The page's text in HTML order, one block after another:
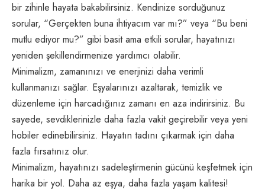
bir zihinle hayata bakabilirsiniz. Kendinize sorduğunuz
sorular, “Gerçekten buna ihtiyacım var mı?” veya “Bu beni
mutlu ediyor mu?” gibi basit ama etkili sorular, hayatınızı
yeniden şekillendirmenize yardımcı olabilir.
Minimalizm, zamanınızı ve enerjinizi daha verimli
kullanmanızı sağlar. Eşyalarınızı azaltarak, temizlik ve
düzenleme için harcadığınız zamanı en aza indirirsiniz. Bu
sayede, sevdiklerinizle daha fazla vakit geçirebilir veya yeni
hobiler edinebilirsiniz. Hayatın tadını çıkarmak için daha
fazla fırsatınız olur.
Minimalizm, hayatınızı sadeleştirmenin gücünü keşfetmek için
harika bir yol. Daha az eşya, daha fazla yaşam kalitesi!